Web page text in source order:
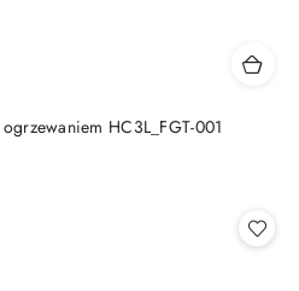
HC3L_FGT-001